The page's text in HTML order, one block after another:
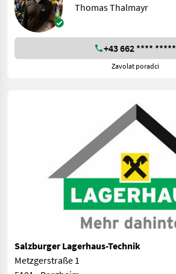
Thomas Thalmayr
+43 662 **** *****
Zavolat poradci
Salzburger Lagerhaus-Technik
Metzgerstraße 1